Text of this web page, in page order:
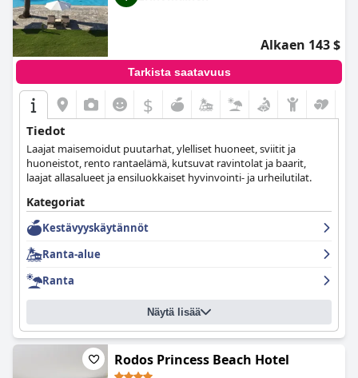
hotellien joukkoon.
Alkaen 143 $
Tarkista saatavuus
$
Tiedot
Laajat maisemoidut puutarhat, ylelliset huoneet, sviitit ja
huoneistot, rento rantaelämä, kutsuvat ravintolat ja baarit,
laajat allasalueet ja ensiluokkaiset hyvinvointi- ja urheilutilat.
Kategoriat
Kestävyyskäytännöt
Ranta-alue
Ranta
Näytä lisää
Rodos Princess Beach Hotel